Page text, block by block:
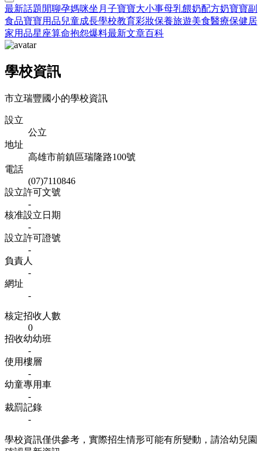
最新話題 閒聊孕媽咪坐月子寶寶大小事母乳餵奶配方奶寶寶副
食品寶寶用品兒童成長學校教育彩妝保養旅遊美食醫療保健居
家用品星座算命抱怨爆料最新文章百科
學校資訊
市立瑞豐國小的學校資訊
設立
公立
地址
高雄市前鎮區瑞隆路100號
電話
(07)7110846
設立許可文號
-
核准設立日期
-
設立許可證號
-
負責人
-
網址
-
核定招收人數
0
招收幼幼班
-
使用樓層
-
幼童專用車
-
裁罰記錄
-
學校資訊僅供參考，實際招生情形可能有所變動，請洽幼兒園